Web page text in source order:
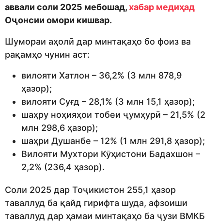
аввали соли 2025 мебошад,хабар медиҳад
Оҷонсии омори кишвар.
Шумораи аҳолӣ дар минтақаҳо бо фоиз ва
рақамҳо чунин аст:
вилояти Хатлон – 36,2% (3 млн 878,9
ҳазор);
вилояти Суғд – 28,1% (3 млн 15,1 ҳазор);
шаҳру ноҳияҳои тобеи ҷумҳурӣ – 21,5% (2
млн 298,6 ҳазор);
шаҳри Душанбе – 12% (1 млн 291,8 ҳазор);
Вилояти Мухтори Кӯҳистони Бадахшон –
2,2% (236,4 ҳазор).
Соли 2025 дар Тоҷикистон 255,1 ҳазор
таваллуд ба қайд гирифта шуда, афзоиши
таваллуд дар ҳамаи минтақаҳо ба ҷузи ВМКБ